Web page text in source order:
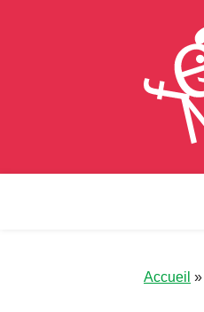
Accueil »